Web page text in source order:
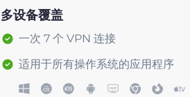
多设备覆盖
一次 7 个 VPN 连接
适用于所有操作系统的应用程序